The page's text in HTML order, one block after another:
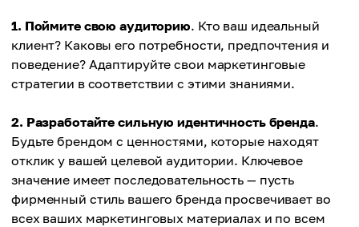
1. Поймите свою аудиторию. Кто ваш идеальный
клиент? Каковы его потребности, предпочтения и
поведение? Адаптируйте свои маркетинговые
стратегии в соответствии с этими знаниями.
2. Разработайте сильную идентичность бренда.
Будьте брендом с ценностями, которые находят
отклик у вашей целевой аудитории. Ключевое
значение имеет последовательность — пусть
фирменный стиль вашего бренда просвечивает во
всех ваших маркетинговых материалах и по всем